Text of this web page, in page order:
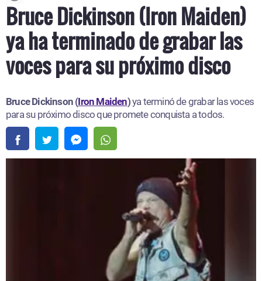
Bruce Dickinson (Iron Maiden)
ya ha terminado de grabar las
voces para su próximo disco
Bruce Dickinson (Iron Maiden)ya terminó de grabar las voces
para su próximo disco que promete conquista a todos.